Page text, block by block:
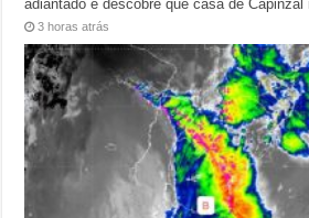
adiantado e descobre que casa de
3 horas atrás